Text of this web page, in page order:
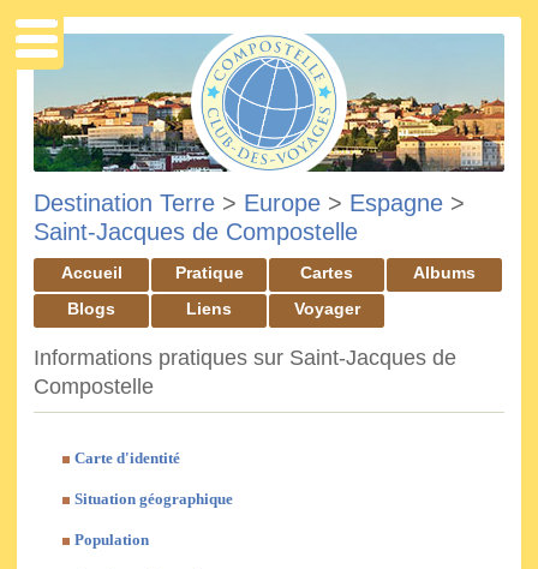
Destination Terre > Europe > Espagne >
Saint-Jacques de Compostelle
Accueil Pratique Cartes
Albums
Blogs
Liens Voyager
Informations pratiques sur Saint-Jacques de
Compostelle
Carte d'identité
Situation géographique
Population